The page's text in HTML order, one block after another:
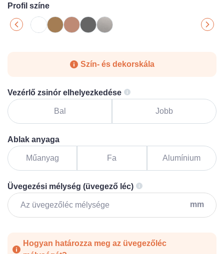
Profil színe
Szín- és dekorskála
Vezérlő zsinór elhelyezkedése
Bal Jobb
Ablak anyaga
Műanyag Fa Alumínium
Üvegezési mélység (üvegező léc)
mm
Hogyan határozza meg az üvegezőléc